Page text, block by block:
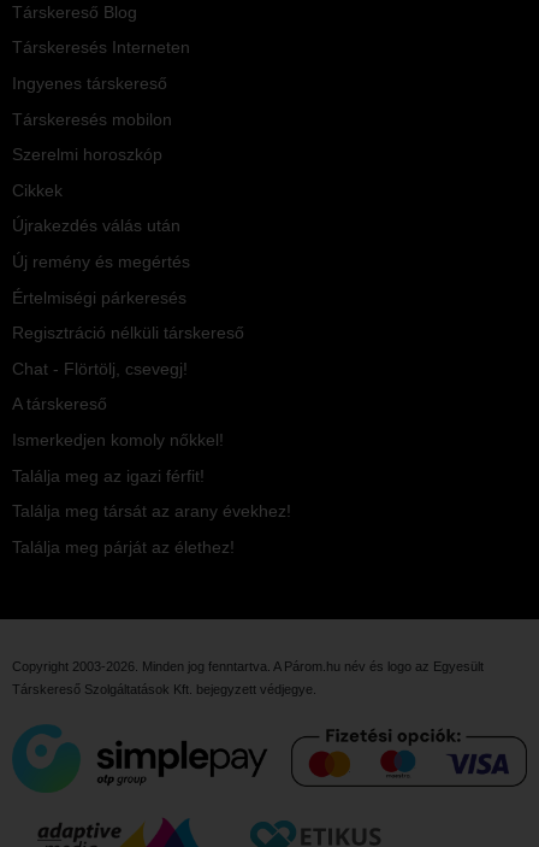
Társkereső Blog
Társkeresés Interneten
Ingyenes társkereső
Társkeresés mobilon
Szerelmi horoszkóp
Cikkek
Újrakezdés válás után
Új remény és megértés
Értelmiségi párkeresés
Regisztráció nélküli társkereső
Chat - Flörtölj, csevegj!
A társkereső
Ismerkedjen komoly nőkkel!
Találja meg az igazi férfit!
Találja meg társát az arany évekhez!
Találja meg párját az élethez!
Copyright 2003-2026. Minden jog fenntartva. A Párom.hu név és logo az Egyesült
Társkereső Szolgáltatások Kft. bejegyzett védjegye.